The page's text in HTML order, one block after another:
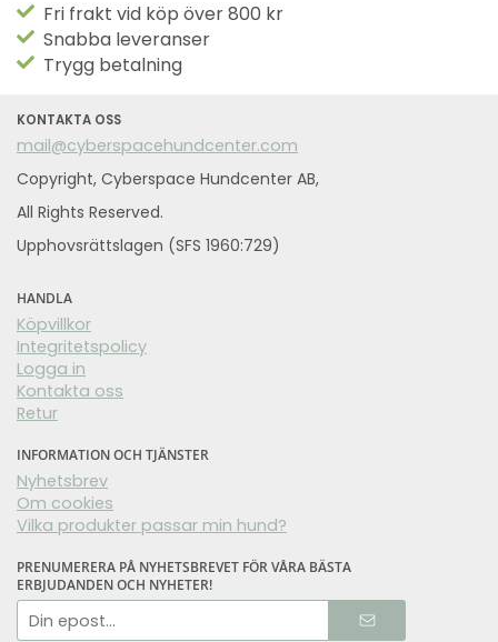
Fri frakt vid köp över 800 kr
Snabba leveranser
Trygg betalning
KONTAKTA OSS
mail@cyberspacehundcenter.com
Copyright, Cyberspace Hundcenter AB,
All Rights Reserved.
Upphovsrättslagen (SFS 1960:729)
HANDLA
Köpvillkor
Integritetspolicy
Logga in
Kontakta oss
Retur
INFORMATION OCH TJÄNSTER
Nyhetsbrev
Om cookies
Vilka produkter passar min hund?
PRENUMERERA PÅ NYHETSBREVET FÖR VÅRA BÄSTA
ERBJUDANDEN OCH NYHETER!
E-
postadress